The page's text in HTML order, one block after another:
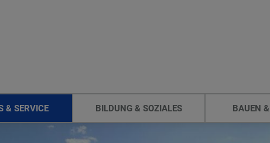
& SERVICE BILDUNG & SOZIALES BAUEN